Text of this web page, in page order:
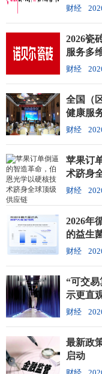
财经
2026瓷
服务多
财经
全国（
健康服
财经
苹果订
术跻身
财经
2026年
的益生
财经
“可交
示更直
财经
最新政
启动